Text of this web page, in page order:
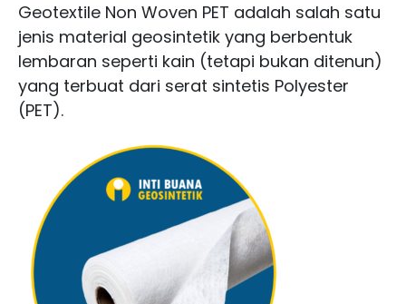
Geotextile Non Woven PET adalah salah satu
jenis material geosintetik yang berbentuk
lembaran seperti kain (tetapi bukan ditenun)
yang terbuat dari serat sintetis Polyester
(PET).